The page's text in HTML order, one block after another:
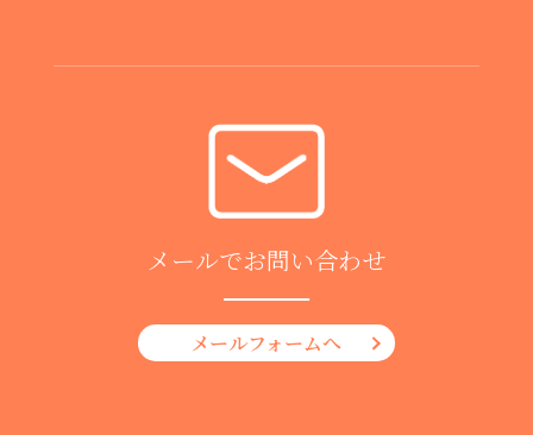
メールでお問い合わせ
メールフォームへ